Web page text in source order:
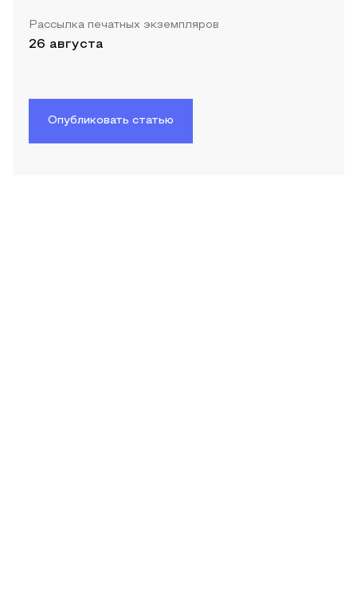
Рассылка печатных экземпляров
26 августа
Опубликовать статью